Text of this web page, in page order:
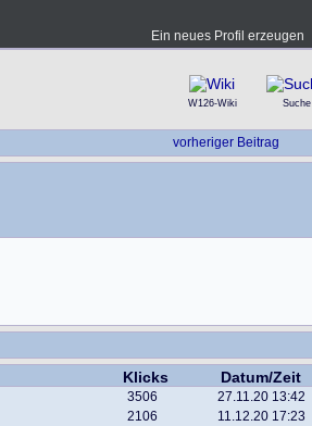
Ein neues Profil erzeugen
W126-Wiki Suche
vorheriger Beitrag
Klicks
Datum/Zeit
3506 27.11.20 13:42
2106 11.12.20 17:23